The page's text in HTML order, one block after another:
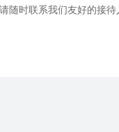
随时联系我们友好的接待